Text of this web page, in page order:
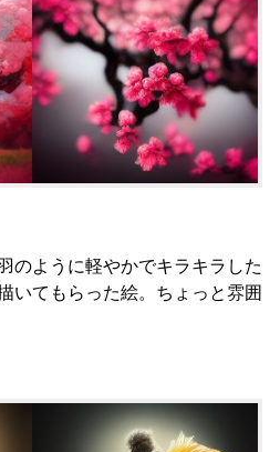
のように軽やかでキラキラした
いてもらった絵。ちょっと雰囲